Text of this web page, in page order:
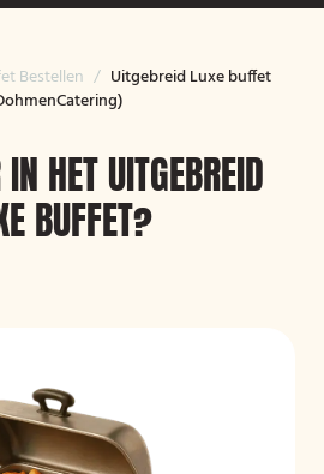
Bestellen / Uitgebreid Luxe buffet
HET UITGEBREID
BUFFET?